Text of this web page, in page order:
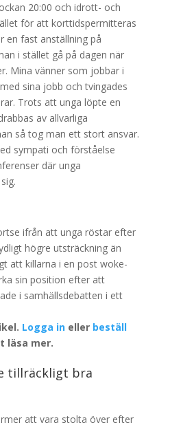
20:00 och idrott- och
för att korttidspermitteras
en fast anställning på
i stället gå på dagen när
Mina vänner som jobbar i
sina jobb och tvingades
Trots att unga löpte en
av allvarliga
så tog man ett stort ansvar.
sympati och förståelse
där unga
ifrån att unga röstar efter
högre utsträckning än
att killarna i en post woke-
sin position efter att
i samhällsdebatten i ett
Logga ineller beställ
läsa mer.
tillräckligt bra
att vara stolta över efter